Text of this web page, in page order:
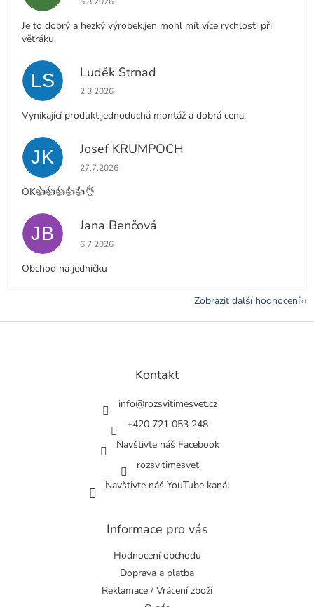
Je to dobrý a hezký výrobek,jen mohl mít více rychlosti při
větráku.
LS Luděk Strnad
Hodnocení obchodu je 5 z 5 hvězdiček.
2.8.2026
Vynikající produkt,jednoduchá montáž a dobrá cena.
JK Josef KRUMPOCH
Hodnocení obchodu je 5 z 5 hvězdiček.
27.7.2026
OK👍👍👍👍👍👌
JB Jana Benčová
Hodnocení obchodu je 5 z 5 hvězdiček.
6.7.2026
Obchod na jedničku
Zobrazit další hodnocení
Z
Kontakt
info@rozsvitimesvet.cz
+420 721 053 248
Navštivte náš Facebook
rozsvitimesvet
Navštivte náš YouTube kanál
Informace pro vás
Hodnocení obchodu
Doprava a platba
Reklamace / Vrácení zboží